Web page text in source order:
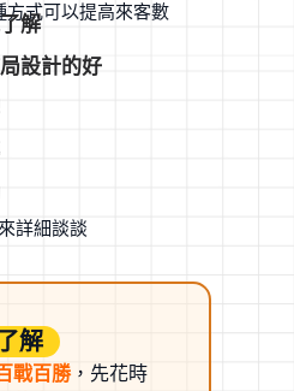
方式可以提高來客數
解
設計的好
詳細談談
解
戰百勝，先花時